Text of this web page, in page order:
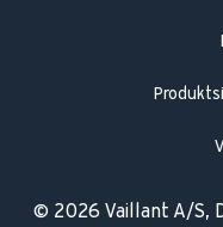
© 2026 Vaillant A/S,